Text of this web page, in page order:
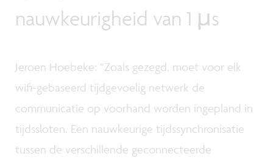
nauwkeurigheid van 1 µs
Jeroen Hoebeke: “Zoals gezegd, moet voor elk
wifi-gebaseerd tijdgevoelig netwerk de
communicatie op voorhand worden ingepland in
tijdssloten. Een nauwkeurige tijdssynchronisatie
tussen de verschillende geconnecteerde